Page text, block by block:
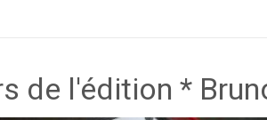
de l'édition *